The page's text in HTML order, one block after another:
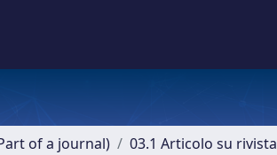
of a journal) 03.1 Articolo su